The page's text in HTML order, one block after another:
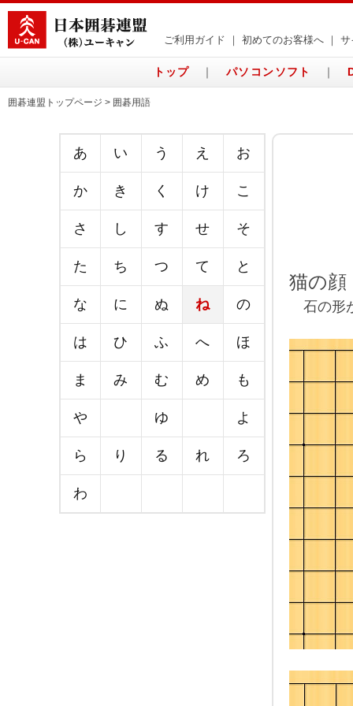
ご利用ガイド 初めてのお客様へ サ
トップ ｜ パソコンソフト ｜
囲碁連盟トップページ > 囲碁用語
あ い う え お
か き く け こ
さ し す せ そ
た ち つ て と
な に ぬ ね の
は ひ ふ へ ほ
ま み む め も
や ゆ よ
ら り る れ ろ
わ
猫の顔
石の形